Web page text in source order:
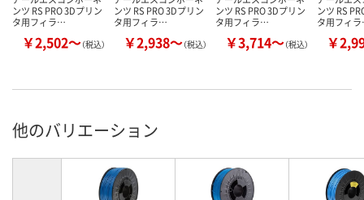
ンツ RS PRO 3Dプリン
タ用フィラ…
￥2,502～（税込）
ンツ RS PRO 3Dプリン
タ用フィラ…
￥2,938～（税込）
ンツ RS PRO 3Dプリン
タ用フィラ…
￥3,714～（税込）
ンツ RS
タ用フィ
￥
他のバリエーション